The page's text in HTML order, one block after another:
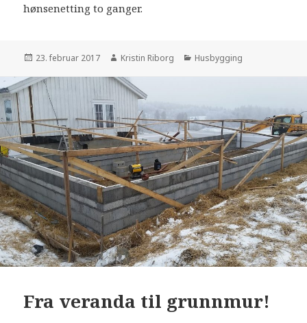
hønsenetting to ganger.
Publisert
23. februar 2017 Forfatter
Kristin Riborg Kategorier
Husbygging
Fra veranda til grunnmur!